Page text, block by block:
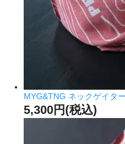
MYG&TNG ネックゲイタ
5,300円(税込)